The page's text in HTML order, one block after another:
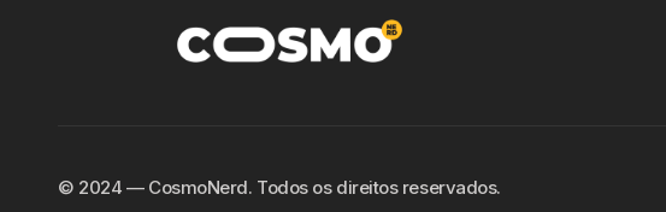
©️ 2024 — CosmoNerd. Todos os direitos reservados.